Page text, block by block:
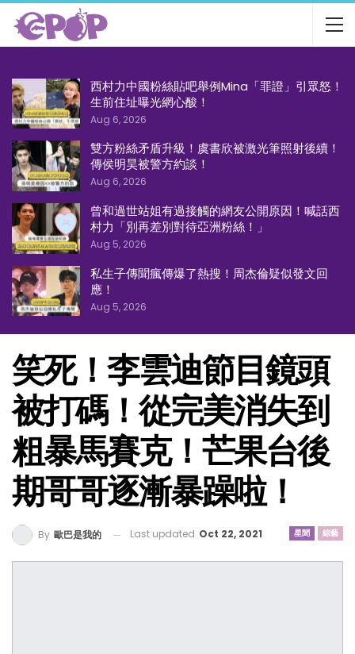
西村力中國粉絲貼吧舉例Mina「罪證」引眾怒！
生前住址曝光網心酸！
Aug 6, 2026
雙方粉絲矛盾升級！虞書欣被激光筆照射後續！
傳侯明昊被警方約談！
Aug 6, 2026
曾和過世站姐有過接觸的網友公開原因！喊話西
村力「別再差別對待亞洲粉絲！」
Aug 5, 2026
私生子傳聞瘋傳爆了熱搜！周杰倫疑似發文回
應！
Aug 5, 2026
笑死！李雲迪節目鏡頭
被打碼！從完美消失到
粗暴馬賽克！芒果台後
期哥哥逐漸暴躁啦！
星聞 綜藝
By 歐巴是我的 Last updated Oct 22, 2021